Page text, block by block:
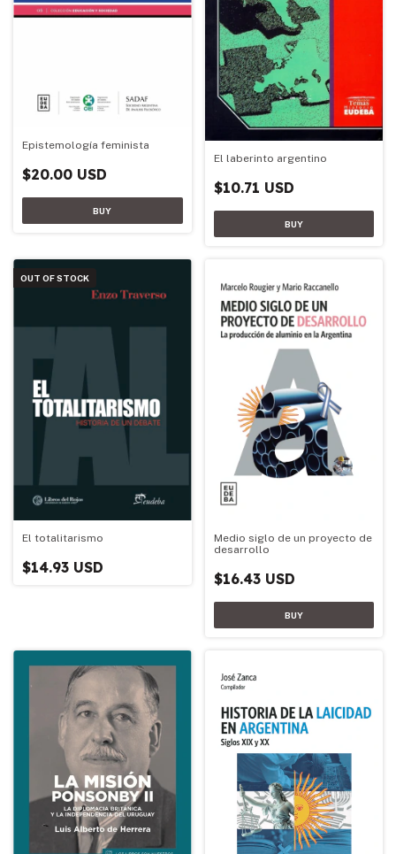
Epistemología feminista
$20.00 USD
El laberinto argentino
$10.71 USD
OUT OF STOCK
El totalitarismo
$14.93 USD
Medio siglo de un proyecto de
desarrollo
$16.43 USD